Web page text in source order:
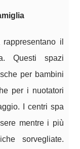
rappresentano il
Questi spazi
per bambini
per i nuotatori
I centri spa
mentre i più
sorvegliate.